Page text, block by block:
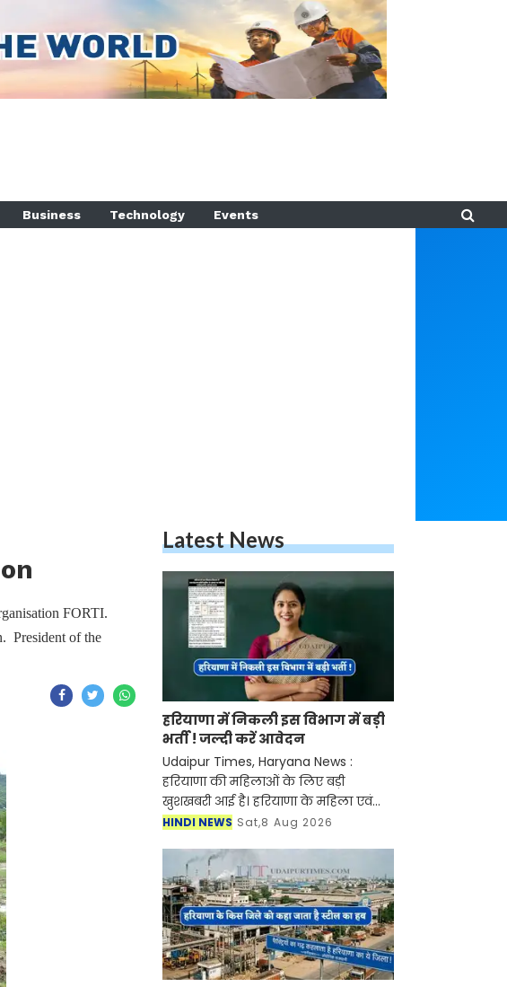
Business Technology Events
FORTI.
President of the
Latest News
हरियाणा में निकली इस विभाग में बड़ी
भर्ती ! जल्दी करें आवेदन
Udaipur Times, Haryana News :
हरियाणा की महिलाओं के लिए बड़ी
खुशखबरी आई है। हरियाणा के महिला एवं
बाल विकास विभाग (WCD) द्वारा महिला
पद स्थानांतरण/प्रतिनियुक्ति के
HINDI NEWS Sat,8 Aug 2026